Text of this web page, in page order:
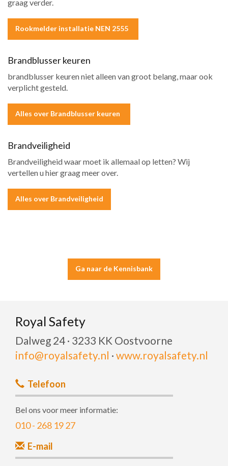
graag verder.
Rookmelder installatie NEN 2555
Brandblusser keuren
brandblusser keuren niet alleen van groot belang, maar ook
verplicht gesteld.
Alles over Brandblusser keuren
Brandveiligheid
Brandveiligheid waar moet ik allemaal op letten? Wij
vertellen u hier graag meer over.
Alles over Brandveiligheid
Ga naar de Kennisbank
Royal Safety
Dalweg 24 · 3233 KK Oostvoorne
info@royalsafety.nl · www.royalsafety.nl
Telefoon
Bel ons voor meer informatie:
010 - 268 19 27
E-mail